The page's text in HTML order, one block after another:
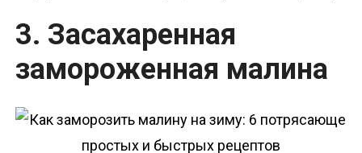
3. Засахаренная
замороженная малина